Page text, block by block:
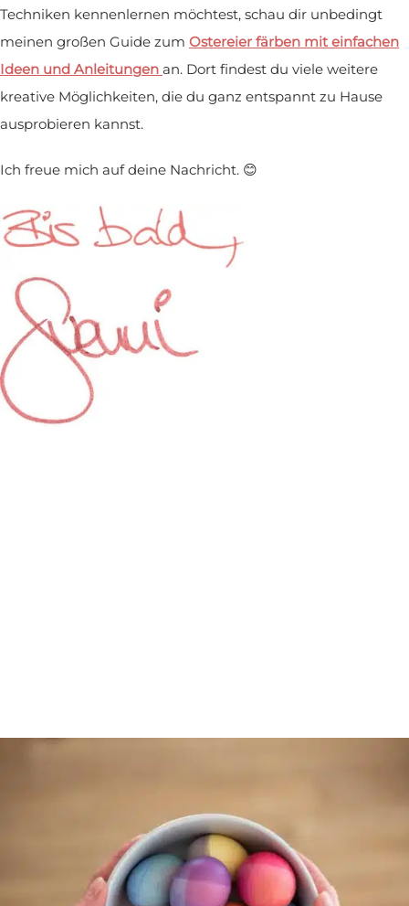
Techniken kennenlernen möchtest, schau dir unbedingt
meinen großen Guide zum Ostereier färben mit einfachen
Ideen und Anleitungen an. Dort findest du viele weitere
kreative Möglichkeiten, die du ganz entspannt zu Hause
ausprobieren kannst.
Ich freue mich auf deine Nachricht. 😊